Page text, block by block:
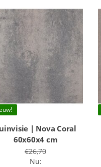
| Nova Coral
60x60x4 cm
€26,70
Nu: